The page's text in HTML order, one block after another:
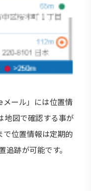
ール」には位置情
地図で確認する事が
で位置情報は定期的
追跡が可能です。